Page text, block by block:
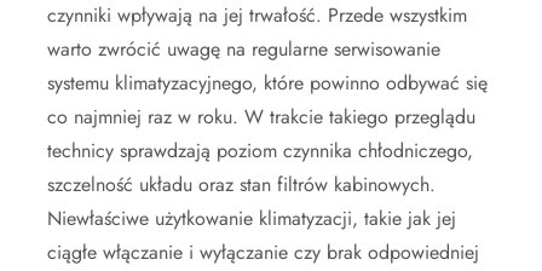
czynniki wpływają na jej trwałość. Przede wszystkim
warto zwrócić uwagę na regularne serwisowanie
systemu klimatyzacyjnego, które powinno odbywać się
co najmniej raz w roku. W trakcie takiego przeglądu
technicy sprawdzają poziom czynnika chłodniczego,
szczelność układu oraz stan filtrów kabinowych.
Niewłaściwe użytkowanie klimatyzacji, takie jak jej
ciągłe włączanie i wyłączanie czy brak odpowiedniej